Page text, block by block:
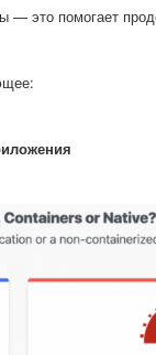
— это помогает